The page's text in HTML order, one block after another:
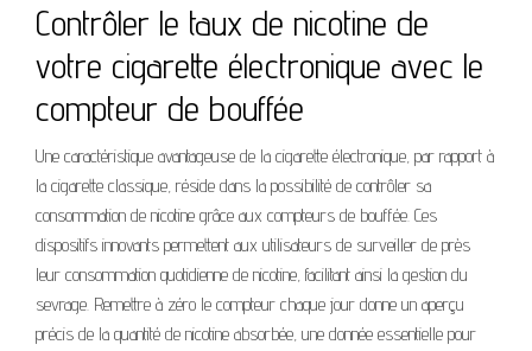
Contrôler le taux de nicotine de
votre cigarette électronique avec le
compteur de bouffée
Une caractéristique avantageuse de la cigarette électronique, par rapport à
la cigarette classique, réside dans la possibilité de contrôler sa
consommation de nicotine grâce aux compteurs de bouffée. Ces
dispositifs innovants permettent aux utilisateurs de surveiller de près
leur consommation quotidienne de nicotine, facilitant ainsi la gestion du
sevrage. Remettre à zéro le compteur chaque jour donne un aperçu
précis de la quantité de nicotine absorbée, une donnée essentielle pour